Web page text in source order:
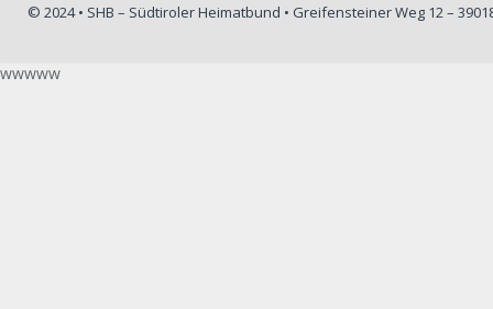
© 2024 • SHB – Südtiroler Heimatbund • Greifensteiner Weg 12 –
wwwww